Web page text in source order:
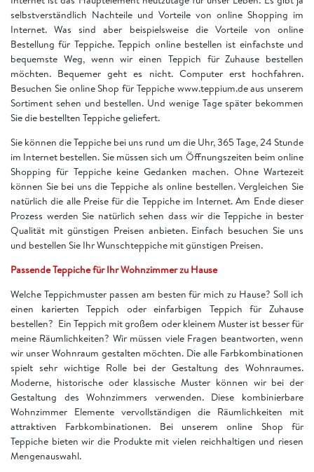
selbstverständlich Nachteile und Vorteile von online Shopping im
Internet. Was sind aber beispielsweise die Vorteile von online
Bestellung für Teppiche. Teppich online bestellen ist einfachste und
bequemste Weg, wenn wir einen Teppich für Zuhause bestellen
möchten. Bequemer geht es nicht. Computer erst hochfahren.
Besuchen Sie online Shop für Teppiche www.teppium.de aus unserem
Sortiment sehen und bestellen. Und wenige Tage später bekommen
Sie die bestellten Teppiche geliefert.
Sie können die Teppiche bei uns rund um die Uhr, 365 Tage, 24 Stunde
im Internet bestellen. Sie müssen sich um Öffnungszeiten beim online
Shopping für Teppiche keine Gedanken machen. Ohne Wartezeit
können Sie bei uns die Teppiche als online bestellen. Vergleichen Sie
natürlich die alle Preise für die Teppiche im Internet. Am Ende dieser
Prozess werden Sie natürlich sehen dass wir die Teppiche in bester
Qualität mit günstigen Preisen anbieten. Einfach besuchen Sie uns
und bestellen Sie Ihr Wunschteppiche mit günstigen Preisen.
Passende Teppiche für Ihr Wohnzimmer zu Hause
Welche Teppichmuster passen am besten für mich zu Hause? Soll ich
einen karierten Teppich oder einfarbigen Teppich für Zuhause
bestellen? Ein Teppich mit großem oder kleinem Muster ist besser für
meine Räumlichkeiten? Wir müssen viele Fragen beantworten, wenn
wir unser Wohnraum gestalten möchten. Die alle Farbkombinationen
spielt sehr wichtige Rolle bei der Gestaltung des Wohnraumes.
Moderne, historische oder klassische Muster können wir bei der
Gestaltung des Wohnzimmers verwenden. Diese kombinierbare
Wohnzimmer Elemente vervollständigen die Räumlichkeiten mit
attraktiven Farbkombinationen. Bei unserem online Shop für
Teppiche bieten wir die Produkte mit vielen reichhaltigen und riesen
Mengenauswahl.